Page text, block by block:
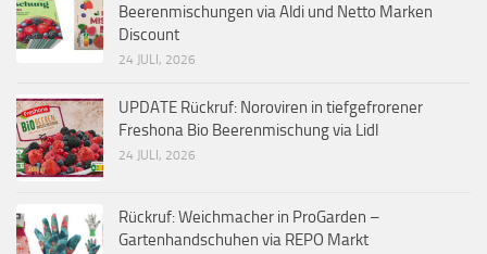
Beerenmischungen via Aldi und Netto Marken
Discount
24 JULI, 2026
UPDATE Rückruf: Noroviren in tiefgefrorener
Freshona Bio Beerenmischung via Lidl
24 JULI, 2026
Rückruf: Weichmacher in ProGarden –
Gartenhandschuhen via REPO Markt